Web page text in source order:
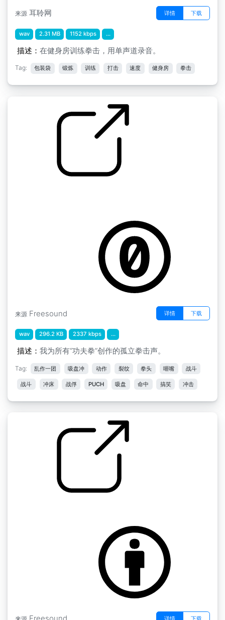
来源 耳聆网 详情 下载
wav 2.31 MB 1152 kbps ...
描述： 在健身房训练拳击，用单声道录音。
Tag: 包装袋 锻炼 训练 打击 速度 健身房 拳击
来源 Freesound 详情 下载
wav 296.2 KB 2337 kbps ...
描述： 我为所有“功夫拳”创作的孤立拳击声。
Tag: 乱作一团 吸盘冲 动作 裂纹 拳头 咂嘴 战斗
战斗 冲床 战俘 PUCH 吸盘 命中 搞笑 冲击
详情 下载